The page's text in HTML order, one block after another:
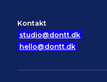
Kontakt
studio@dontt.dk
hello@dontt.dk